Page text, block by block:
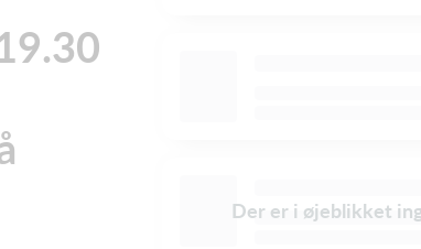
Der er i øjeblikket